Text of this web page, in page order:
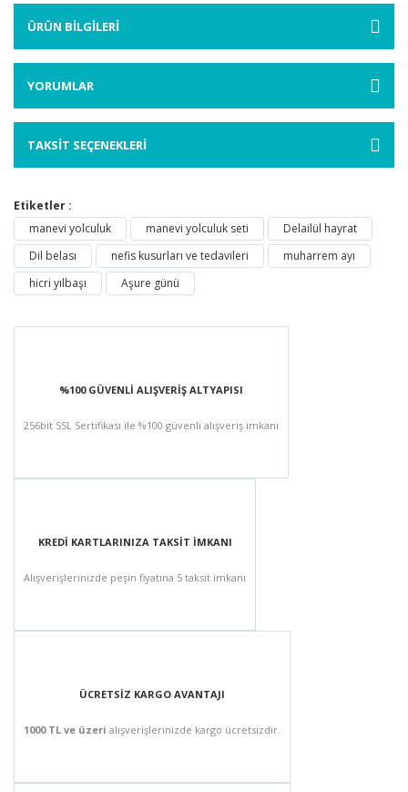
ÜRÜN BİLGİLERİ
YORUMLAR
TAKSİT SEÇENEKLERİ
Etiketler :
manevi yolculuk
manevi yolculuk seti
Delailül hayrat
Dil belası
nefis kusurları ve tedavileri
muharrem ayı
hicri yılbaşı
Aşure günü
%100 GÜVENLİ ALIŞVERİŞ ALTYAPISI
256bit SSL Sertifikası ile %100 güvenli alışveriş imkanı
KREDİ KARTLARINIZA TAKSİT İMKANI
Alışverişlerinizde peşin fiyatına 5 taksit imkanı
ÜCRETSİZ KARGO AVANTAJI
1000 TL ve üzeri alışverişlerinizde kargo ücretsizdir.